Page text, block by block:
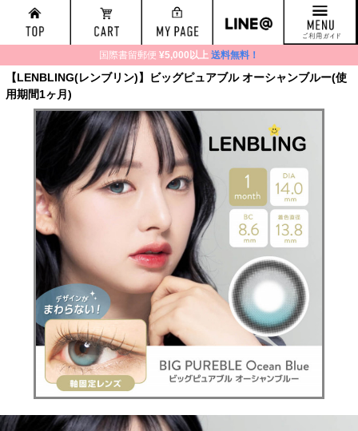
国際書留郵便 ¥5,000以上 送料無料！
【LENBLING(レンブリン)】ビッグピュアブル オーシャンブルー(使
用期間1ヶ月)